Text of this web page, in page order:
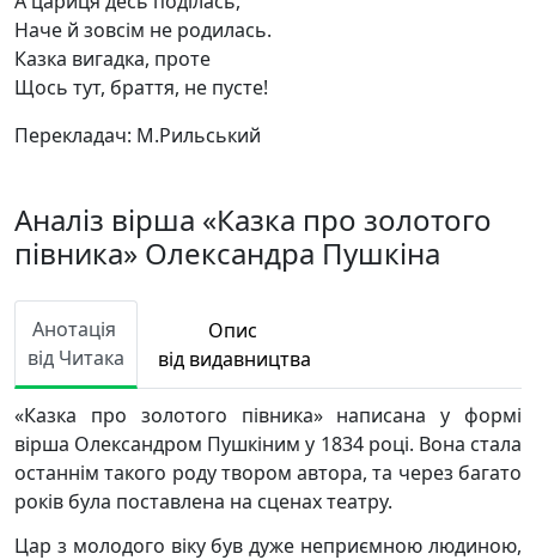
Наче й зовсім не родилась.
Казка вигадка, проте
Щось тут, браття, не пусте!
Перекладач: М.Рильський
Аналіз вірша «Казка про золотого
півника» Олександра Пушкіна
Анотація
від Читака
Опис
від видавництва
«Казка про золотого півника» написана у формі
вірша Олександром Пушкіним у 1834 році. Вона стала
останнім такого роду твором автора, та через багато
років була поставлена на сценах театру.
Цар з молодого віку був дуже неприємною людиною,